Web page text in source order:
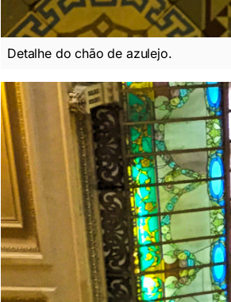
Detalhe do chão de azulejo.